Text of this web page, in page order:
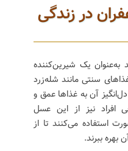
در زندگی
به‌عنوان یک شیرین‌کننده
سنتی مانند شله‌زرد
آن به غذاها عمق و
افراد نیز از این عسل
استفاده می‌کنند تا از
ببرند.